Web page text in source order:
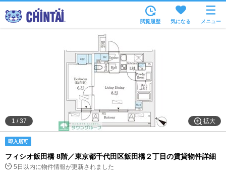
住所から
家賃相場から
通勤通学時間から
物件特集から
不動産会社から
閲覧履歴 気になる メニュー
拡大
1 /37
即入居可
フィシオ飯田橋 8階／東京都千代田区飯田橋２丁目の賃貸物件詳細
5日以内に物件情報が更新されました